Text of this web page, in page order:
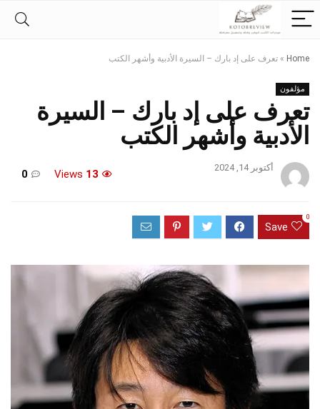
Home
» تعرف على إد بارك – السيرة الأدبية وأشهر الكتب
مؤلفون
تعرف على إد بارك – السيرة
الأدبية وأشهر الكتب
أكتوبر 14, 2024
13
0
Save
0